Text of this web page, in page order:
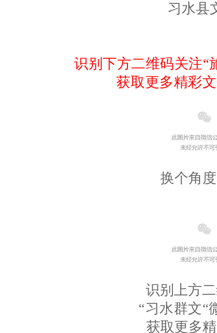
习水县
识别下方二维码关注“
获取更多精彩
换个角
识别上方
“习水群文“
获取更多